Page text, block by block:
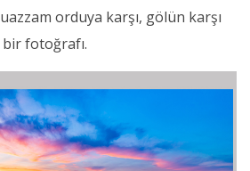
orduya karşı, gölün karşı
bir fotoğrafı.